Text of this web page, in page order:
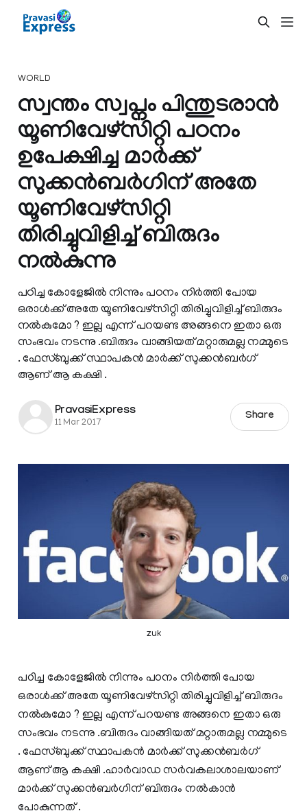
WORLD
സ്വന്തം സ്വപ്നം പിന്തുടരാന്‍
യൂണിവേഴ്‌സിറ്റി പഠനം
ഉപേക്ഷിച്ച മാര്‍ക്ക്
സുക്കന്‍ബര്‍ഗിന് അതേ
യൂണിവേഴ്‌സിറ്റി
തിരിച്ചുവിളിച്ച് ബിരുദം
നല്‍കുന്നു
പഠിച്ച കോളേജില്‍ നിന്നും പഠനം നിര്‍ത്തി പോയ
ഒരാള്‍ക്ക് അതേ യൂണിവേഴ്‌സിറ്റി തിരിച്ചുവിളിച്ച് ബിരുദം
നല്‍കുമോ ? ഇല്ല എന്ന് പറയണ്ട അങ്ങനെ ഇതാ ഒരു
സംഭവം നടന്നു .ബിരുദം വാങ്ങിയത് മറ്റാരുമല്ല നമ്മുടെ
. ഫേസ്ബുക്ക് സ്ഥാപകന്‍ മാര്‍ക്ക് സുക്കന്‍ബര്‍ഗ്
ആണ് ആ കക്ഷി .
PravasiExpress
11 Mar 2017
Share
zuk
പഠിച്ച കോളേജില്‍ നിന്നും പഠനം നിര്‍ത്തി പോയ
ഒരാള്‍ക്ക് അതേ യൂണിവേഴ്‌സിറ്റി തിരിച്ചുവിളിച്ച് ബിരുദം
നല്‍കുമോ ? ഇല്ല എന്ന് പറയണ്ട അങ്ങനെ ഇതാ ഒരു
സംഭവം നടന്നു .ബിരുദം വാങ്ങിയത് മറ്റാരുമല്ല നമ്മുടെ
. ഫേസ്ബുക്ക് സ്ഥാപകന്‍ മാര്‍ക്ക് സുക്കന്‍ബര്‍ഗ്
ആണ് ആ കക്ഷി .ഹാര്‍വാഡ സര്‍വകലാശാലയാണ്
മാര്‍ക്ക് സുക്കന്‍ബര്‍ഗിന് ബിരുദം നല്‍കാന്‍
പോകുന്നത് .